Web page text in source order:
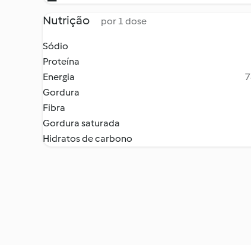
Nutrição por 1 dose
Sódio
Proteína
Energia
Gordura
Fibra
Gordura saturada
Hidratos de carbono